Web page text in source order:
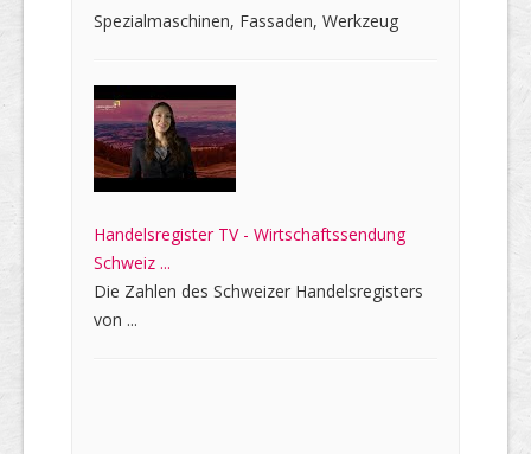
Spezialmaschinen, Fassaden, Werkzeug
Handelsregister TV - Wirtschaftssendung
Schweiz ...
Die Zahlen des Schweizer Handelsregisters
von ...